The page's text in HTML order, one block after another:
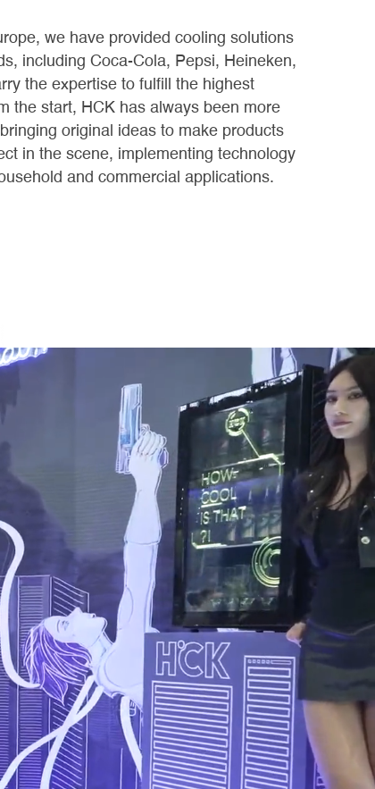
we have provided cooling solutions
including Coca-Cola, Pepsi, Heineken,
the expertise to fulfill the highest
the start, HCK has always been more
original ideas to make products
in the scene, implementing technology
and commercial applications.